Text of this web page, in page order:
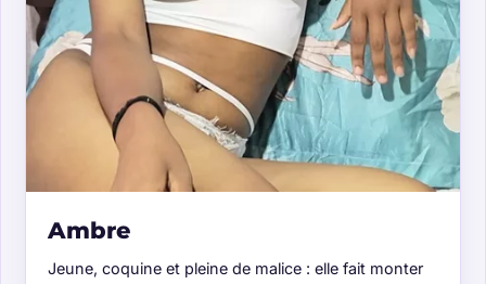
Ambre
Jeune, coquine et pleine de malice : elle fait monter